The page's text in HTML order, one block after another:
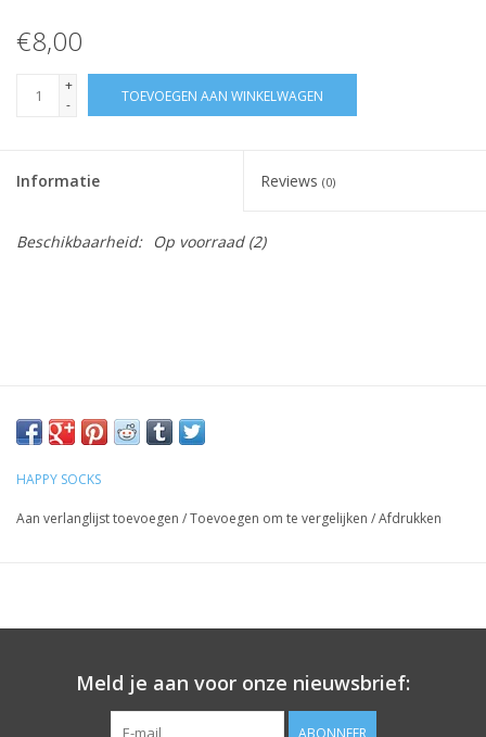
€8,00
+
-
TOEVOEGEN AAN WINKELWAGEN
Informatie Reviews (0)
Beschikbaarheid: Op voorraad(2)
HAPPY SOCKS
Aan verlanglijst toevoegen /Toevoegen om te vergelijken /Afdrukken
Meld je aan voor onze nieuwsbrief: